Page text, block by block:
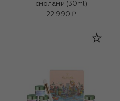
смолами (30ml)
22 990 ₽